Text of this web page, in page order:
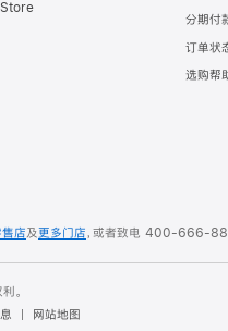
分期付
订单状
选购帮
店及更多门店，或者致电 400-666-
。
网站地图